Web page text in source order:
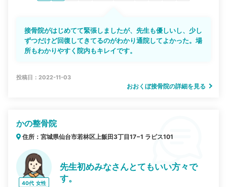
接骨院がはじめてて緊張しましたが、先生も優しいし、少し
ずつだけど回復してきてるのがわかり通院してよかった。場
所もわかりやすく院内もキレイです。
投稿日：2022-11-03
おおくぼ接骨院の詳細を見る
かの整骨院
住所：宮城県仙台市若林区上飯田3丁目17−1 ラピス101
40代 女性
先生初めみなさんとてもいい方々で
す。